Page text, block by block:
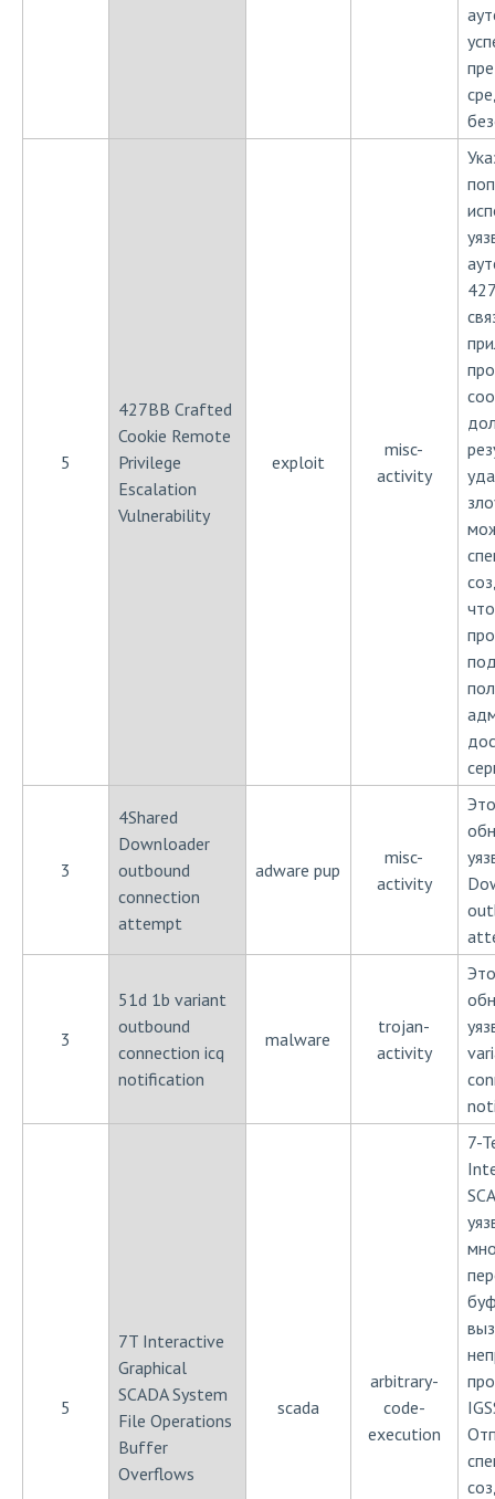
5
427BB Crafted
Cookie Remote
Privilege
Escalation
Vulnerability
exploit
misc-
activity
3
4Shared
Downloader
outbound
connection
attempt
adware pup
misc-
activity
3
51d 1b variant
outbound
connection icq
notification
malware
trojan-
activity
5
7T Interactive
Graphical
SCADA System
File Operations
Buffer
Overflows
scada
arbitrary-
code-
execution
7-